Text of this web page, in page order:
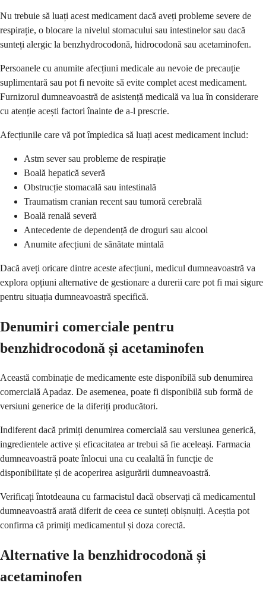
Nu trebuie să luați acest medicament dacă aveți probleme severe de
respirație, o blocare la nivelul stomacului sau intestinelor sau dacă
sunteți alergic la benzhydrocodonă, hidrocodonă sau acetaminofen.
Persoanele cu anumite afecțiuni medicale au nevoie de precauție
suplimentară sau pot fi nevoite să evite complet acest medicament.
Furnizorul dumneavoastră de asistență medicală va lua în considerare
cu atenție acești factori înainte de a-l prescrie.
Afecțiunile care vă pot împiedica să luați acest medicament includ:
Astm sever sau probleme de respirație
Boală hepatică severă
Obstrucție stomacală sau intestinală
Traumatism cranian recent sau tumoră cerebrală
Boală renală severă
Antecedente de dependență de droguri sau alcool
Anumite afecțiuni de sănătate mintală
Dacă aveți oricare dintre aceste afecțiuni, medicul dumneavoastră va
explora opțiuni alternative de gestionare a durerii care pot fi mai sigure
pentru situația dumneavoastră specifică.
Denumiri comerciale pentru
benzhidrocodonă și acetaminofen
Această combinație de medicamente este disponibilă sub denumirea
comercială Apadaz. De asemenea, poate fi disponibilă sub formă de
versiuni generice de la diferiți producători.
Indiferent dacă primiți denumirea comercială sau versiunea generică,
ingredientele active și eficacitatea ar trebui să fie aceleași. Farmacia
dumneavoastră poate înlocui una cu cealaltă în funcție de
disponibilitate și de acoperirea asigurării dumneavoastră.
Verificați întotdeauna cu farmacistul dacă observați că medicamentul
dumneavoastră arată diferit de ceea ce sunteți obișnuiți. Aceștia pot
confirma că primiți medicamentul și doza corectă.
Alternative la benzhidrocodonă și
acetaminofen